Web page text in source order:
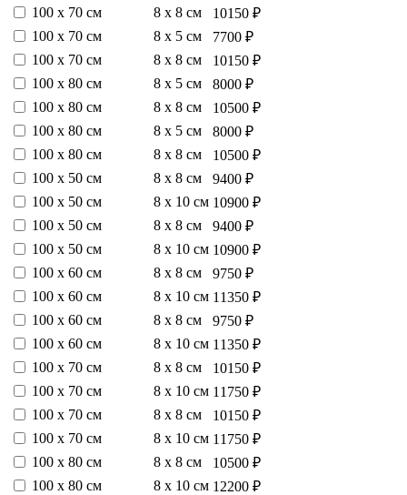
100 х 70 см
8 х 8 см
10150 ₽
100 х 70 см
8 х 5 см
7700 ₽
100 х 70 см
8 х 8 см
10150 ₽
100 х 80 см
8 х 5 см
8000 ₽
100 х 80 см
8 х 8 см
10500 ₽
100 х 80 см
8 х 5 см
8000 ₽
100 х 80 см
8 х 8 см
10500 ₽
100 х 50 см
8 х 8 см
9400 ₽
100 х 50 см
8 х 10 см 10900 ₽
100 х 50 см
8 х 8 см
9400 ₽
100 х 50 см
8 х 10 см 10900 ₽
100 х 60 см
8 х 8 см
9750 ₽
100 х 60 см
8 х 10 см 11350 ₽
100 х 60 см
8 х 8 см
9750 ₽
100 х 60 см
8 х 10 см 11350 ₽
100 х 70 см
8 х 8 см
10150 ₽
100 х 70 см
8 х 10 см 11750 ₽
100 х 70 см
8 х 8 см
10150 ₽
100 х 70 см
8 х 10 см 11750 ₽
100 х 80 см
8 х 8 см
10500 ₽
100 х 80 см
8 х 10 см 12200 ₽